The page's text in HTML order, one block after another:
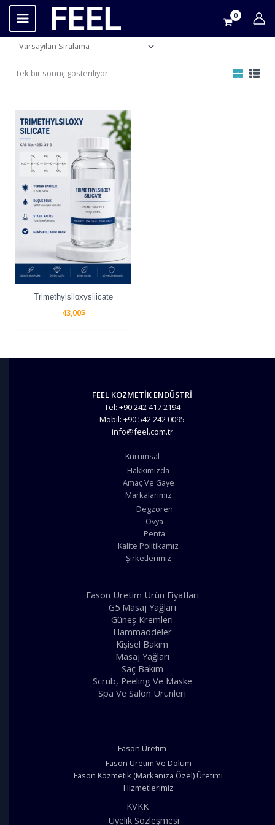
İçeriğe
Tek bir sonuç gösteriliyor
Trimethylsiloxysilicate
43,00$
FEEL KOZMETİK ENDÜSTRİ
Tel: +90 242 417 2194
Mobil: +90 542 242 0095
info@feel.com.tr
Kurumsal
Hakkımızda
Amaç Ve Gaye
Markalarımız
Degzoren
Ovya
Penta
Kalite Politikamız
Şirketlerimiz
Fason Üretim Ürün Fiyatları
G5 Masaj Yağları
Güneş Kremleri
Hammaddeler
Kişisel Bakım
Masaj Yağları
Saç Bakım
Scrub, Peeling Ve Maske
Spa Ve Salon Ürünleri
Fason Üretim
Fason Üretim Ve Dolum
Fason Kozmetik (Markanıza Özel) Üretimi
Hizmetlerimiz
KVKK
Üyelik Sözleşmesi